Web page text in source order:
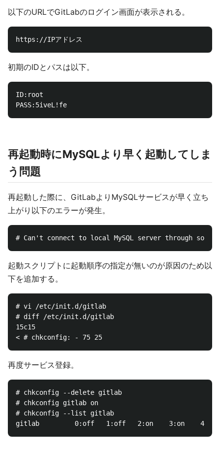
以下のURLでGitLabのログイン画面が表示される。
初期のIDとパスは以下。
ID:root
再起動時にMySQLより早く起動してしま
う問題
再起動した際に、GitLabよりMySQLサービスが早く立ち
上がり以下のエラーが発生。
起動スクリプトに起動順序の指定が無いのが原因のため以
下を追加する。
# vi /etc/init.d/gitlab
# diff /etc/init.d/gitlab
15c15
再度サービス登録。
# chkconfig --delete gitlab
# chkconfig gitlab on
# chkconfig --list gitlab